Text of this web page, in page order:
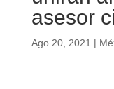
asesor
Ago 20, 2021 |